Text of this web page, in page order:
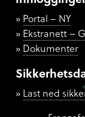
Portal – NY
Ekstranett –
Dokumenter
Last ned